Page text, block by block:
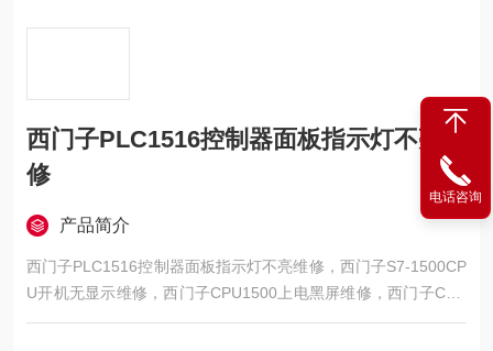
西门子PLC1516控制器面板指示灯不亮维
修
产品简介
西门子PLC1516控制器面板指示灯不亮维修，西门子S7-1500CP
U开机无显示维修，西门子CPU1500上电黑屏维修，西门子CPU
1500启动面板不亮维修，西门子CPU1500上电无显示维修，西
电话咨询